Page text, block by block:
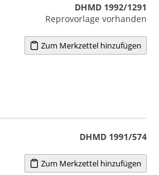
DHMD 1992/1291
Reprovorlage vorhanden
Zum Merkzettel hinzufügen
DHMD 1991/574
Zum Merkzettel hinzufügen